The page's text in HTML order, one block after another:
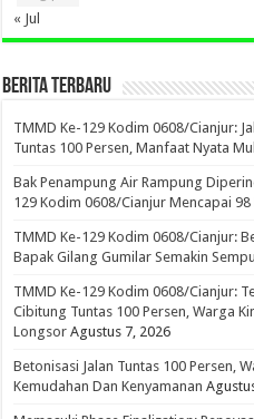
« Jul
BERITA TERBARU
TMMD Ke-129 Kodim 0608/Cianjur:
Tuntas 100 Persen, Manfaat Nyata
Bak Penampung Air Rampung
129 Kodim 0608/Cianjur Mencapai 98
TMMD Ke-129 Kodim 0608/Cianjur:
Bapak Gilang Gumilar Semakin
TMMD Ke-129 Kodim 0608/Cianjur:
Cibitung Tuntas 100 Persen, Warga
Longsor Agustus 7, 2026
Betonisasi Jalan Tuntas 100 Persen,
Kemudahan Dan Kenyamanan